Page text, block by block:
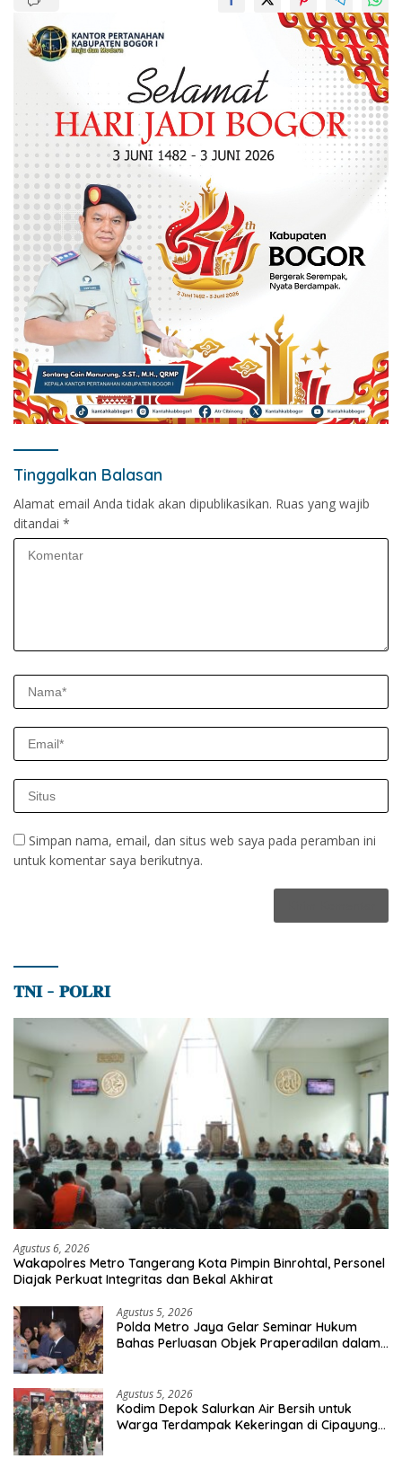
Tinggalkan Balasan
Alamat email Anda tidak akan dipublikasikan. Ruas yang wajib
ditandai *
Simpan nama, email, dan situs web saya pada peramban ini
untuk komentar saya berikutnya.
𝐓𝐍𝐈 – 𝐏𝐎𝐋𝐑𝐈
Agustus 6, 2026
Wakapolres Metro Tangerang Kota Pimpin Binrohtal, Personel
Diajak Perkuat Integritas dan Bekal Akhirat
Agustus 5, 2026
Polda Metro Jaya Gelar Seminar Hukum
Bahas Perluasan Objek Praperadilan dalam
Agustus 5, 2026
Kodim Depok Salurkan Air Bersih untuk
Warga Terdampak Kekeringan di Cipayung